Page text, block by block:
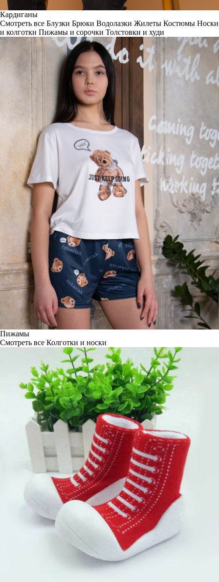
Кардиганы
Смотреть все Блузки Брюки Водолазки Жилеты Костюмы Носки
и колготки Пижамы и сорочки Толстовки и худи
Пижамы
Смотреть все Колготки и носки